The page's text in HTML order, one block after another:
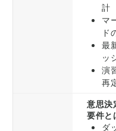
計
マ
ド
最
ッ
演
再
意思決
要件と
ダ